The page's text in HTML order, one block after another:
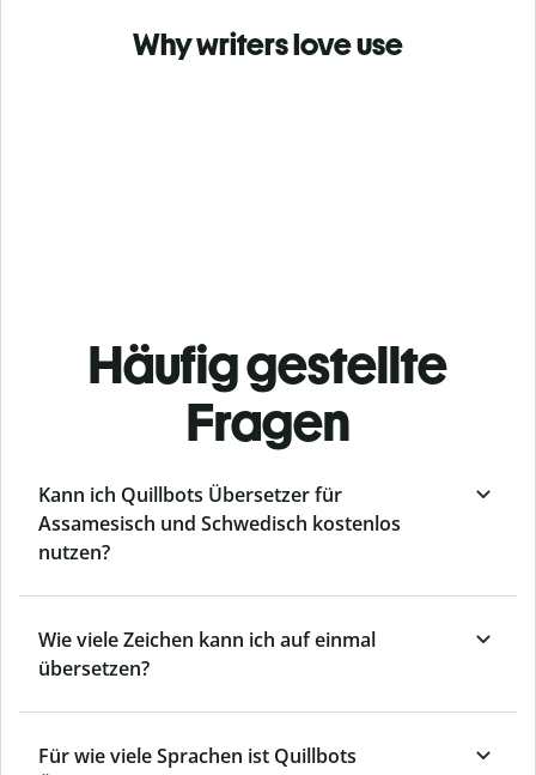
Why writers love use
Häufig gestellte
Fragen
Kann ich Quillbots Übersetzer für
Assamesisch und Schwedisch kostenlos
nutzen?
Wie viele Zeichen kann ich auf einmal
übersetzen?
Für wie viele Sprachen ist Quillbots